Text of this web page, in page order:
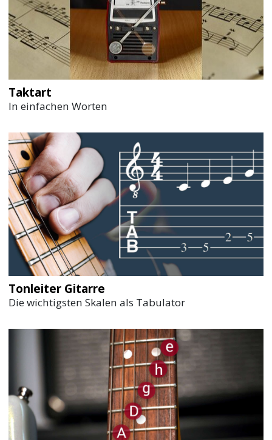
Taktart
In einfachen Worten
Tonleiter Gitarre
Die wichtigsten Skalen als Tabulator